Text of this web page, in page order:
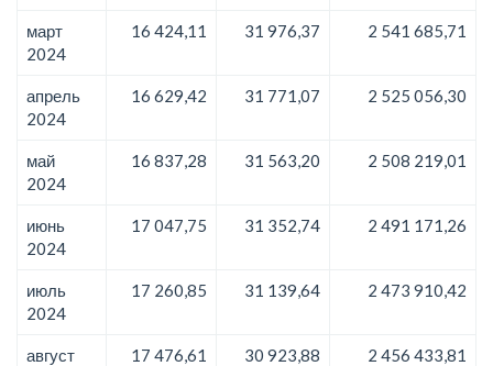
март
2024
16 424,11 31 976,37 2 541 685,71
апрель
2024
16 629,42 31 771,07 2 525 056,30
май
2024
16 837,28 31 563,20 2 508 219,01
июнь
2024
17 047,75 31 352,74 2 491 171,26
июль
2024
17 260,85 31 139,64 2 473 910,42
август
17 476,61 30 923,88 2 456 433,81